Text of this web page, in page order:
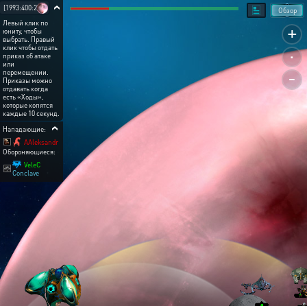
+
.
-
Обзор
[1993:400:2]
Левый клик по
юниту, чтобы
выбрать. Правый
клик чтобы отдать
приказ об атаке
или
перемещении.
Приказы можно
отдавать когда
есть «Ходы»,
которые копятся
каждые 10 секунд.
Нападающие:
AAleksandr
Обороняющиеся:
VeleC
Conclave